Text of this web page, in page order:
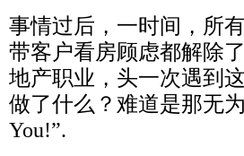
事情过后，一时间，所
带客户看房顾虑都解除
地产职业，头一次遇到
做了什么？难道是那无
You!”.